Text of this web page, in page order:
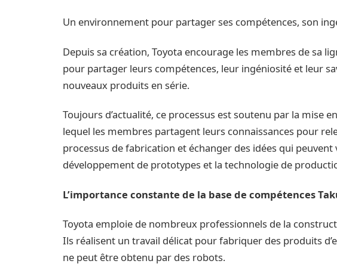
Un environnement pour partager ses compétences, son
Depuis sa création, Toyota encourage les membres de sa
pour partager leurs compétences, leur ingéniosité et leur
nouveaux produits en série.
Toujours d’actualité, ce processus est soutenu par la mise
lequel les membres partagent leurs connaissances pour
processus de fabrication et échanger des idées qui
développement de prototypes et la technologie de
L’importance constante de la base de compétences
Toyota emploie de nombreux professionnels de la
Ils réalisent un travail délicat pour fabriquer des produits
ne peut être obtenu par des robots.